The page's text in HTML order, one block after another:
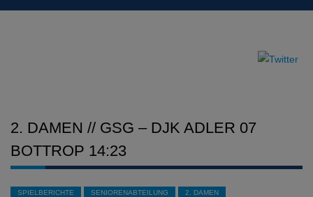
2. DAMEN // GSG – DJK ADLER 07
BOTTROP 14:23
SPIELBERICHTE SENIORENABTEILUNG 2. DAMEN